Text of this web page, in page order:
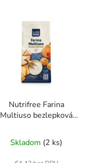
Nutrifree Farina
Multiuso bezlepková
Skladom (2 ks)